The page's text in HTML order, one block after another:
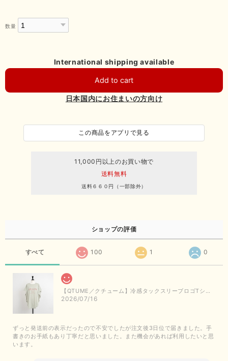
数量
International shipping available
Add to cart
日本国内にお住まいの方向け
この商品をアプリで見る
11,000円以上のお買い物で
送料無料
送料６６０円（一部除外）
ショップの評価
すべて 100 1 0
【QTUME／クチューム】冷感タックスリーブロゴTシャツ（ライトグレー）
2026/07/16
ずっと発送前の表示だったので不安でしたが注文後3日位で届きました。手
書きのお手紙もあり丁寧だと思いました。また機会があれば利用したいと思
います。